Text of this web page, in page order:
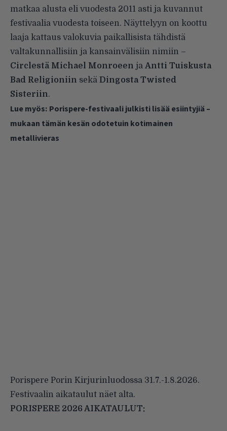
matkaa alusta eli vuodesta 2011 asti ja kuvannut
festivaalia vuodesta toiseen. Näyttelyyn on koottu
laaja kattaus valokuvia paikallisista tähdistä
valtakunnallisiin ja kansainvälisiin nimiin –
Circlestä Michael Monroeen ja Antti Tuiskusta
Bad Religioniin sekä Dingosta Twisted
Sisteriin.
Lue myös: Porispere-festivaali julkisti lisää esiintyjiä –
mukaan tämän kesän odotetuin kotimainen
metallivieras
Porispere Porin Kirjurinluodossa 31.7.-1.8.2026.
Festivaalin aikataulut näet alta.
PORISPERE 2026 AIKATAULUT: